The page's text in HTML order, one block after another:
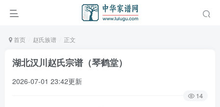
首页 赵氏族谱 正文
湖北汉川赵氏宗谱（琴鹤堂）
2026-07-01 23:42更新
14